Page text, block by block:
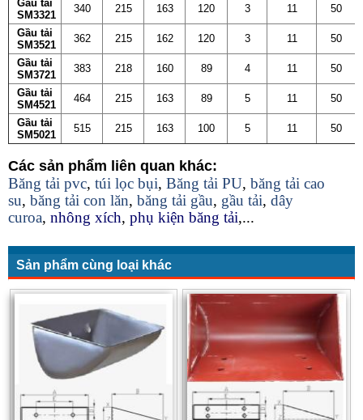
Gầu tải
SM3321
340 215 163 120 3 11
50
Gầu tải
SM3521
362 215 162 120 3 11
50
Gầu tải
SM3721
383 218 160 89 4 11
50
Gầu tải
SM4521
464 215 163 89 5 11
50
Gầu tải
SM5021
515 215 163 100 5 11 50
Các sản phẩm liên quan khác:
Băng tải pvc, túi lọc bụi, Băng tải PU, băng tải cao
su, băng tải con lăn, băng tải gầu, gầu tải, dây
curoa, nhông xích, phụ kiện băng tải,...
Sản phẩm cùng loại khác